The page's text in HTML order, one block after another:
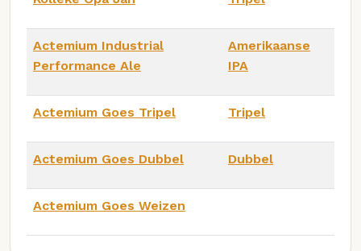
Actemium Industrial
Performance Ale
Amerikaanse
IPA
Actemium Goes Tripel Tripel
Actemium Goes Dubbel Dubbel
Actemium Goes Weizen